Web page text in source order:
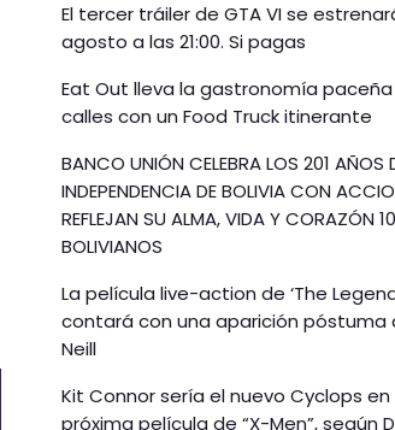
El tercer tráiler de GTA VI se
agosto a las 21:00. Si pagas
Eat Out lleva la gastronomía paceña
calles con un Food Truck itinerante
BANCO UNIÓN CELEBRA LOS 201 AÑOS
INDEPENDENCIA DE BOLIVIA CON
REFLEJAN SU ALMA, VIDA Y CORAZÓN
BOLIVIANOS
La película live-action de ‘The
contará con una aparición póstuma
Neill
Kit Connor sería el nuevo Cyclops en
próxima película de “X-Men”, según